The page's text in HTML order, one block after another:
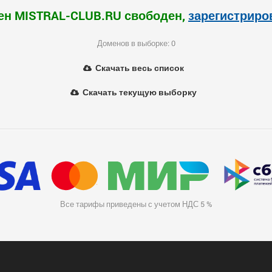
MISTRAL-CLUB.RU свободен,
Доменов в выборке: 0
Скачать весь список
Скачать текущую выборку
Все тарифы приведены с учетом НДС 5 %